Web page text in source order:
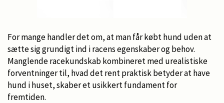
For mange handler det om, at man får købt hund uden at
sætte sig grundigt ind i racens egenskaber og behov.
Manglende racekundskab kombineret med urealistiske
forventninger til, hvad det rent praktisk betyder at have
hund i huset, skaber et usikkert fundament for
fremtiden.